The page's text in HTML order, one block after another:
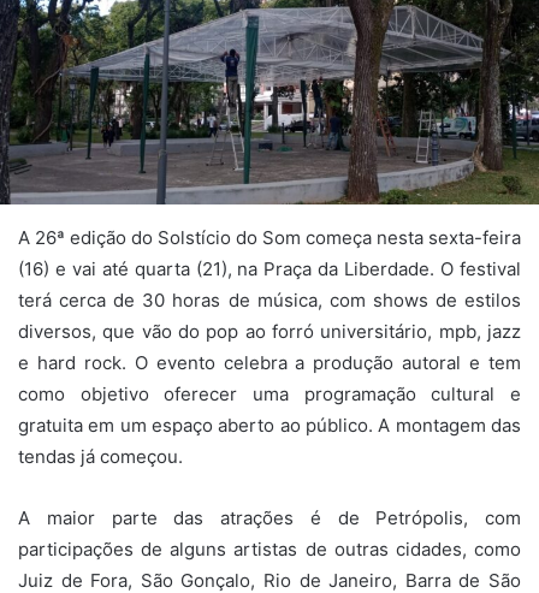
A 26ª edição do Solstício do Som começa nesta sexta-feira
(16) e vai até quarta (21), na Praça da Liberdade. O festival
terá cerca de 30 horas de música, com shows de estilos
diversos, que vão do pop ao forró universitário, mpb, jazz
e hard rock. O evento celebra a produção autoral e tem
como objetivo oferecer uma programação cultural e
gratuita em um espaço aberto ao público. A montagem das
tendas já começou.
A maior parte das atrações é de Petrópolis, com
participações de alguns artistas de outras cidades, como
Juiz de Fora, São Gonçalo, Rio de Janeiro, Barra de São